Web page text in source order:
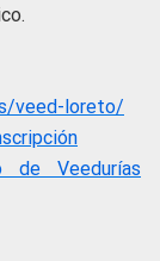
veed-loreto/
de Veedurías